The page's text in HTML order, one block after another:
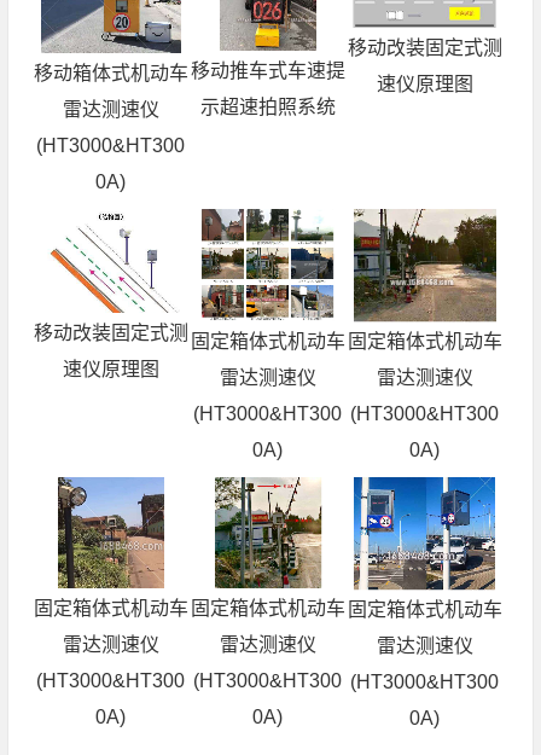
移动箱体式机动车
雷达测速仪
(HT3000&HT300
0A)
移动推车式车速提
示超速拍照系统
移动改装固定式测
速仪原理图
移动改装固定式测
速仪原理图
固定箱体式机动车
雷达测速仪
(HT3000&HT300
0A)
固定箱体式机动车
雷达测速仪
(HT3000&HT300
0A)
固定箱体式机动车
雷达测速仪
(HT3000&HT300
0A)
固定箱体式机动车
雷达测速仪
(HT3000&HT300
0A)
固定箱体式机动车
雷达测速仪
(HT3000&HT300
0A)